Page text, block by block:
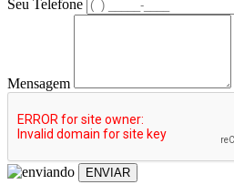
Seu Telefone
Mensagem
ENVIAR